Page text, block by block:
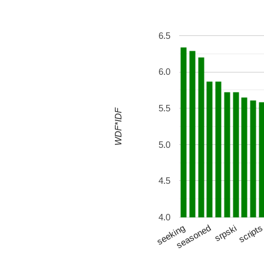
seekingseasonedsrpskiscripts
4.0
4.5
5.0
5.5
6.0
6.5
WDF*IDF